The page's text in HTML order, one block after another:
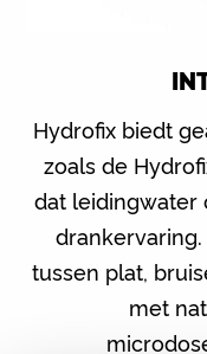
Hydrofix biedt
zoals de
dat leidingwater
tussen plat,
met